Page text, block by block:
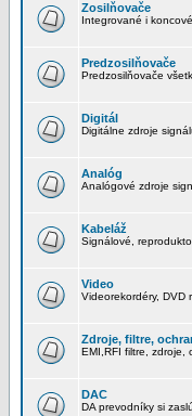
Zosilňovače
Integrované i
Predzosilňovače
Predzosilňovače
Digitál
Digitálne zdroje
Analóg
Analógové zdroje
Kabeláž
Signálové,
Video
Videorekordéry, DVD
Zdroje, filtre,
EMI,RFI filtre, zdroje,
DAC
DA prevodníky si